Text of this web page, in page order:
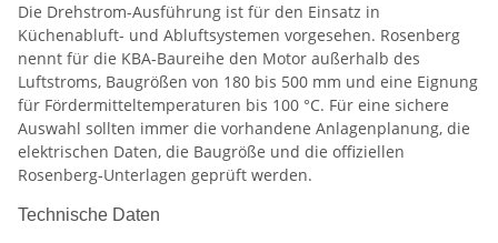
Die Drehstrom-Ausführung ist für den Einsatz in
Küchenabluft- und Abluftsystemen vorgesehen. Rosenberg
nennt für die KBA-Baureihe den Motor außerhalb des
Luftstroms, Baugrößen von 180 bis 500 mm und eine Eignung
für Fördermitteltemperaturen bis 100 °C. Für eine sichere
Auswahl sollten immer die vorhandene Anlagenplanung, die
elektrischen Daten, die Baugröße und die offiziellen
Rosenberg-Unterlagen geprüft werden.
Technische Daten